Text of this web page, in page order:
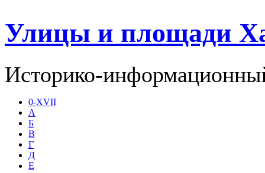
Улицы и площади
Историко-
0-XVII
А
Б
В
Г
Д
Е